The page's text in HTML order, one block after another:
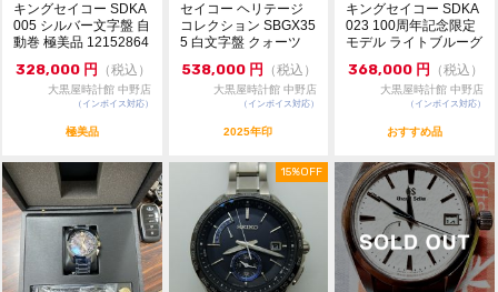
※店頭でも販売をしておりますので、売り切れの際はご
了承ください。ご来店前に在庫の有無のご確認をお勧め
します。
※価格に関してのお問い合わせはメッセージでご質問頂
いてもお答えしておりません。直接店頭へお問い合わせ
お問い合わせ先
大黒屋 時計館中野店
TEL:03-5318-5250
キングセイコー SDKA
005 シルバー文字盤 自
動巻 極美品 12152864
328,000 円 （税込）
大黒屋時計館 中野店
（インボイス対応）
極美品
セイコー ヘリテージ
コレクション SBGX35
5 白文字盤 クォーツ
538,000 円 （税込）
大黒屋時計館 中野店
（インボイス対応）
2025年印
キングセイコー SDKA
023 100周年記念限定
モデル ライトブルーグ
リーン文字...
368,000 円 （税込）
大黒屋時計館 中野店
（インボイス対応）
おすすめ品
15%OFF